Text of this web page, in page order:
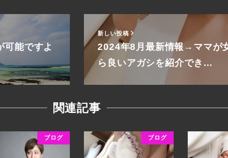
可能ですよ
新しい投稿
2024年8月最新情報→ママが
ら良いアガシを紹介でき…
関連記事
ブログ ブログ